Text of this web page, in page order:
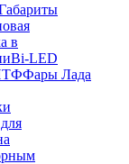
в
Bi-LED
Фары Лада